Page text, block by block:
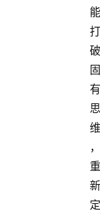
能
打
破
固
有
思
维
，
重
新
定